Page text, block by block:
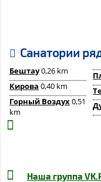
Санатории
Бештау0,26 km
Кирова 0,40 km
Горный Воздух 0,51
km
Наша группа